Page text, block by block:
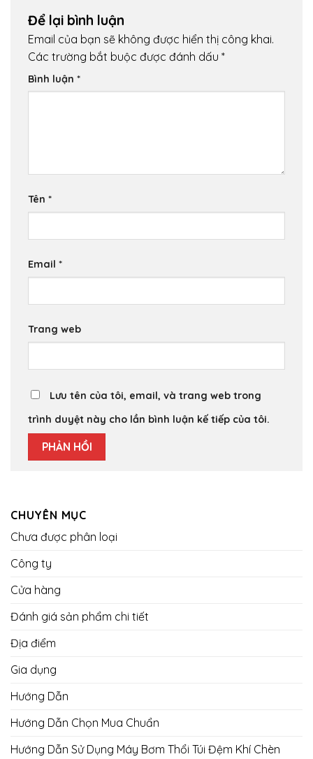
Để lại bình luận
Email của bạn sẽ không được hiển thị công khai.
Các trường bắt buộc được đánh dấu *
Bình luận *
Tên *
Email *
Trang web
Lưu tên của tôi, email, và trang web trong
trình duyệt này cho lần bình luận kế tiếp của tôi.
CHUYÊN MỤC
Chưa được phân loại
Công ty
Cửa hàng
Đánh giá sản phẩm chi tiết
Địa điểm
Gia dụng
Hướng Dẫn
Hướng Dẫn Chọn Mua Chuẩn
Hướng Dẫn Sử Dụng Máy Bơm Thổi Túi Đệm Khí Chèn